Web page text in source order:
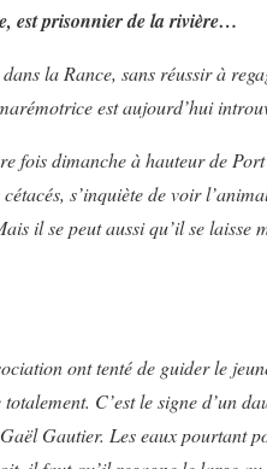
est prisonnier de la rivière…
la Rance, sans réussir à
est aujourd’hui
fois dimanche à hauteur de
s’inquiète de voir
il se peut aussi qu’il se
ont tenté de guider le
C’est le signe d’un
Gautier. Les eaux pourtant